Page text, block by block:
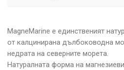
MagneMarine е единственият
от калцинирана дълбоководна
недрата на северните морета.
Натуралната форма на